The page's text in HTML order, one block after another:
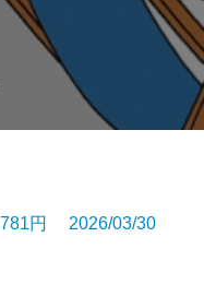
円 2026/03/30